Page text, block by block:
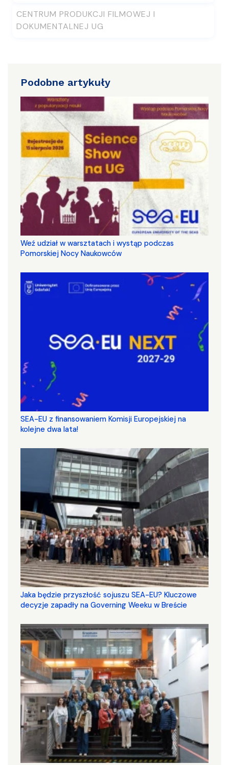
CENTRUM PRODUKCJI FILMOWEJ I
DOKUMENTALNEJ UG
Podobne artykuły
Weź udział w warsztatach i wystąp podczas
Pomorskiej Nocy Naukowców
SEA-EU z finansowaniem Komisji Europejskiej na
kolejne dwa lata!
Jaka będzie przyszłość sojuszu SEA-EU? Kluczowe
decyzje zapadły na Governing Weeku w Breście